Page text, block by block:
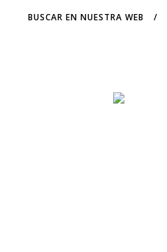
BUSCAR EN NUESTRA WEB /